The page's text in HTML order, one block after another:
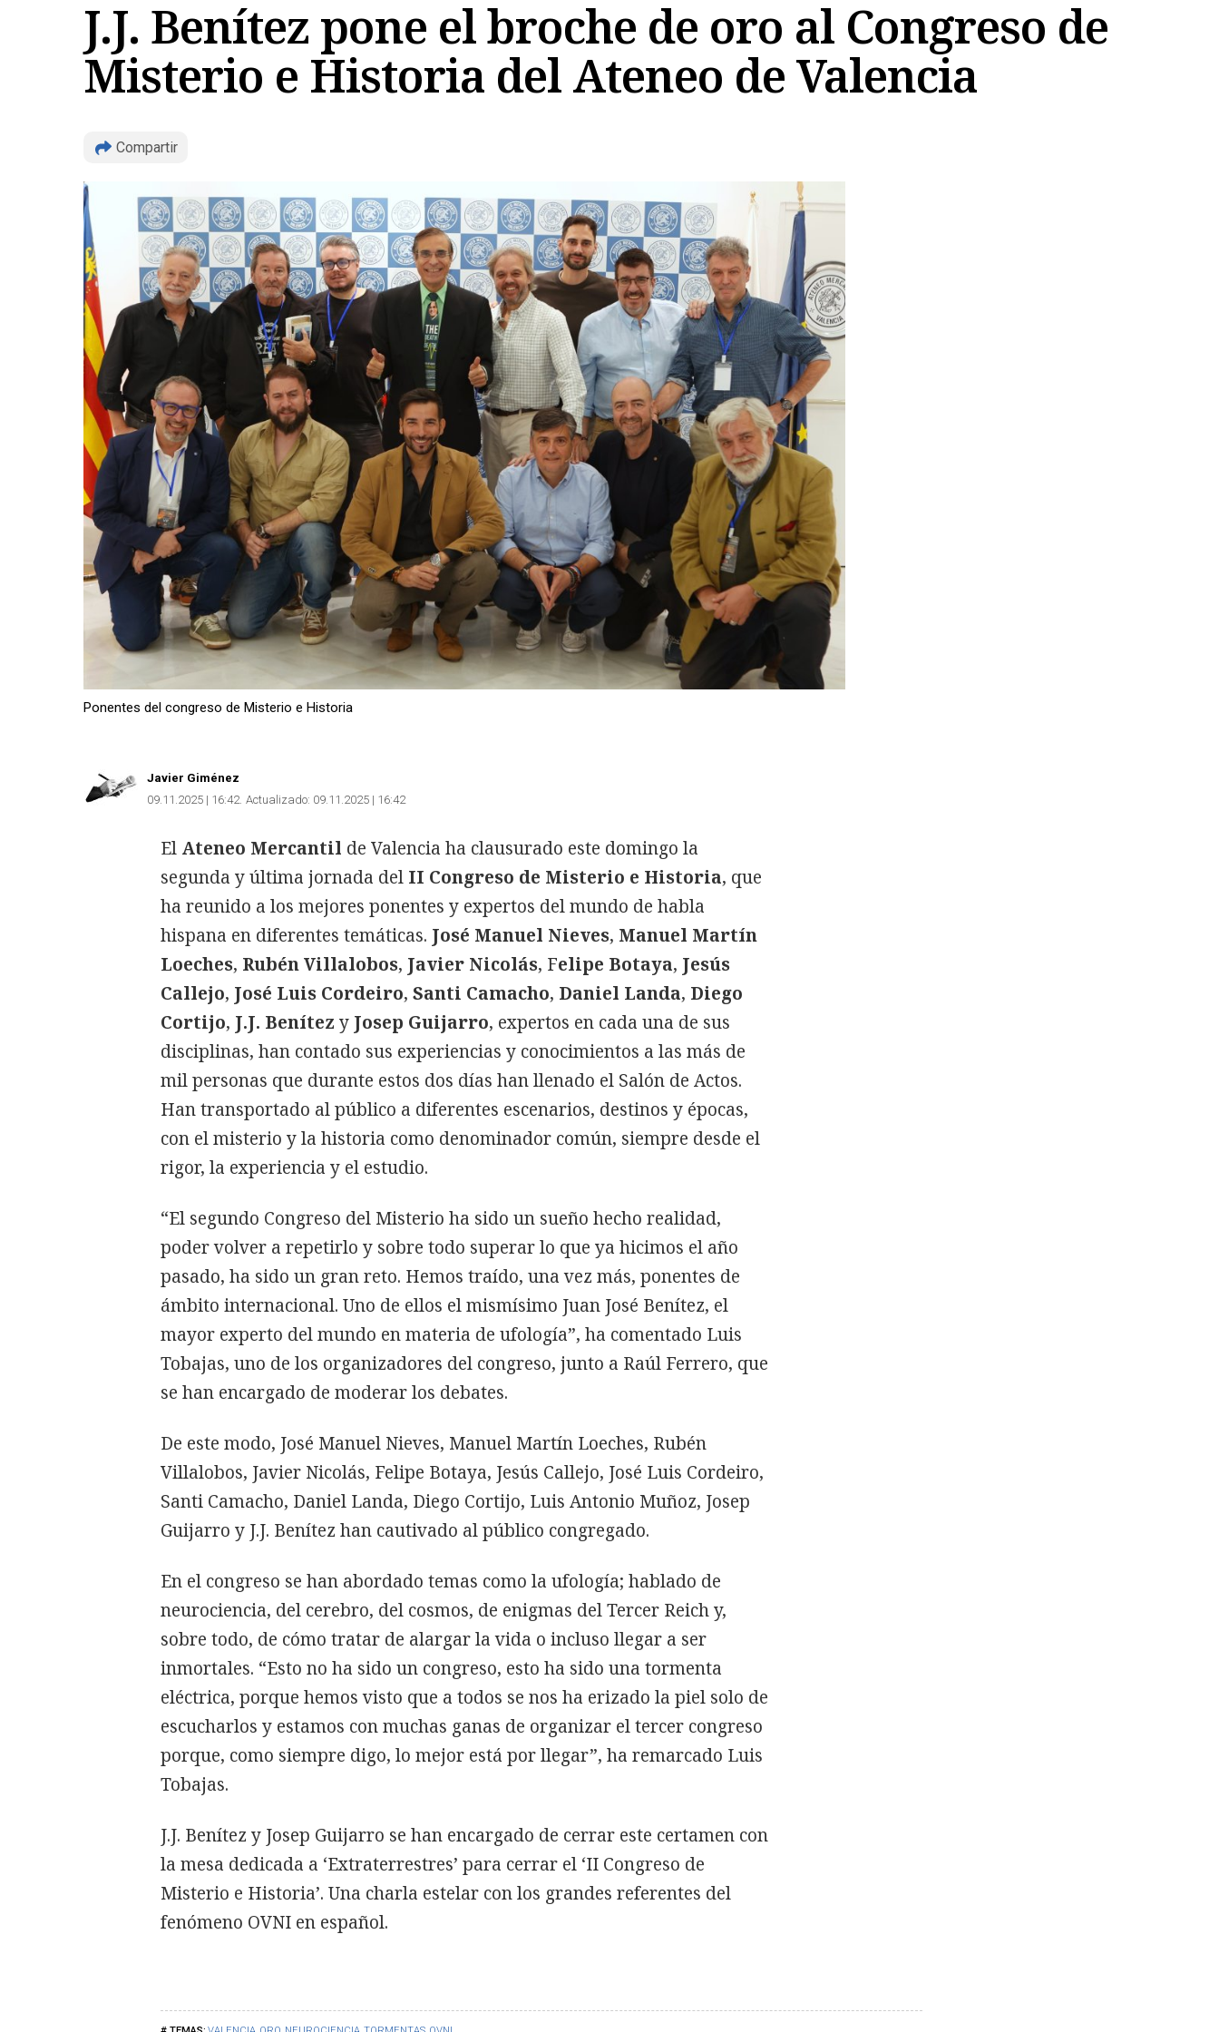
J.J. Benítez pone el broche de oro al Congreso de
Misterio e Historia del Ateneo de Valencia
Compartir
Ponentes del congreso de Misterio e Historia
Javier Giménez
09.11.2025 | 16:42 Actualizado: 09.11.2025 | 16:42
El Ateneo Mercantil de Valencia ha clausurado este domingo la
segunda y última jornada del II Congreso de Misterio e Historia, que
ha reunido a los mejores ponentes y expertos del mundo de habla
hispana en diferentes temáticas. José Manuel Nieves, Manuel Martín
Loeches, Rubén Villalobos, Javier Nicolás, Felipe Botaya, Jesús
Callejo, José Luis Cordeiro, Santi Camacho, Daniel Landa, Diego
Cortijo, J.J. Benítez y Josep Guijarro, expertos en cada una de sus
disciplinas, han contado sus experiencias y conocimientos a las más de
mil personas que durante estos dos días han llenado el Salón de Actos.
Han transportado al público a diferentes escenarios, destinos y épocas,
con el misterio y la historia como denominador común, siempre desde el
rigor, la experiencia y el estudio.
“El segundo Congreso del Misterio ha sido un sueño hecho realidad,
poder volver a repetirlo y sobre todo superar lo que ya hicimos el año
pasado, ha sido un gran reto. Hemos traído, una vez más, ponentes de
ámbito internacional. Uno de ellos el mismísimo Juan José Benítez, el
mayor experto del mundo en materia de ufología”, ha comentado Luis
Tobajas, uno de los organizadores del congreso, junto a Raúl Ferrero, que
se han encargado de moderar los debates.
De este modo, José Manuel Nieves, Manuel Martín Loeches, Rubén
Villalobos, Javier Nicolás, Felipe Botaya, Jesús Callejo, José Luis Cordeiro,
Santi Camacho, Daniel Landa, Diego Cortijo, Luis Antonio Muñoz, Josep
Guijarro y J.J. Benítez han cautivado al público congregado.
En el congreso se han abordado temas como la ufología; hablado de
neurociencia, del cerebro, del cosmos, de enigmas del Tercer Reich y,
sobre todo, de cómo tratar de alargar la vida o incluso llegar a ser
inmortales. “Esto no ha sido un congreso, esto ha sido una tormenta
eléctrica, porque hemos visto que a todos se nos ha erizado la piel solo de
escucharlos y estamos con muchas ganas de organizar el tercer congreso
porque, como siempre digo, lo mejor está por llegar”, ha remarcado Luis
Tobajas.
J.J. Benítez y Josep Guijarro se han encargado de cerrar este certamen con
la mesa dedicada a ‘Extraterrestres’ para cerrar el ‘II Congreso de
Misterio e Historia’. Una charla estelar con los grandes referentes del
fenómeno OVNI en español.